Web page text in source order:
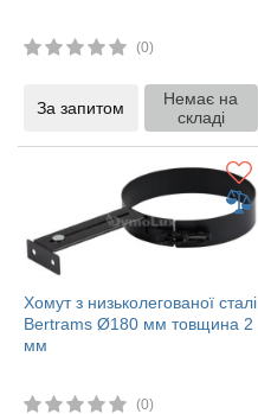
(0)
За запитом
Немає на
складі
Хомут з низьколегованої сталі
Bertrams Ø180 мм товщина 2
мм
(0)